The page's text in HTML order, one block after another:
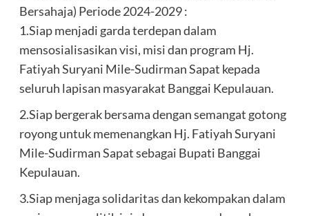
Bersahaja) Periode 2024-2029 :
1.Siap menjadi garda terdepan dalam
mensosialisasikan visi, misi dan program Hj.
Fatiyah Suryani Mile-Sudirman Sapat kepada
seluruh lapisan masyarakat Banggai Kepulauan.
2.Siap bergerak bersama dengan semangat gotong
royong untuk memenangkan Hj. Fatiyah Suryani
Mile-Sudirman Sapat sebagai Bupati Banggai
Kepulauan.
3.Siap menjaga solidaritas dan kekompakan dalam